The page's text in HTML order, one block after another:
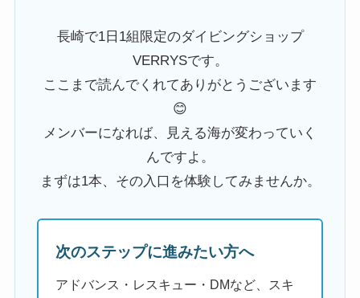
長崎で1日1組限定のダイビングショップ
VERRYSです。
ここまで読んでくれてありがとうございます
😊
メンバーになれば、見える海が変わっていく
んですよ。
まずは1本、その入口を体験してみませんか。
次のステップに進みたい方へ
アドバンス・レスキュー・DMなど、スキ